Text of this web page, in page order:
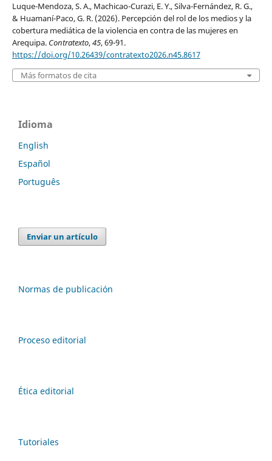
Luque-Mendoza, S. A., Machicao-Curazi, E. Y., Silva-Fernández, R. G.,
& Huamaní-Paco, G. R. (2026). Percepción del rol de los medios y la
cobertura mediática de la violencia en contra de las mujeres en
Arequipa. Contratexto,45, 69-91.
https://doi.org/10.26439/contratexto2026.n45.8617
Más formatos de cita
Idioma
English
Español
Português
Enviar un artículo
Normas de publicación
Proceso editorial
Ética editorial
Tutoriales